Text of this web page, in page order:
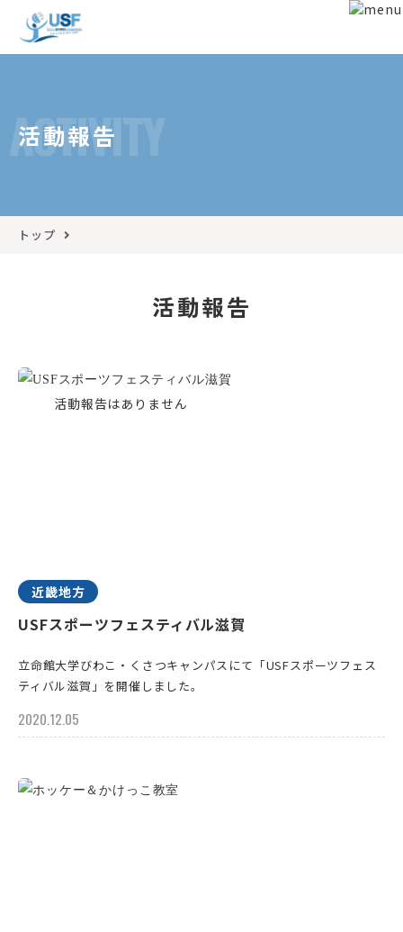
ACTIVITY
活動報告
トップ
活動報告
近畿地方
USFスポーツフェスティバル滋賀
立命館大学びわこ・くさつキャンパスにて「USFスポーツフェス
ティバル滋賀」を開催しました。
2020.12.05